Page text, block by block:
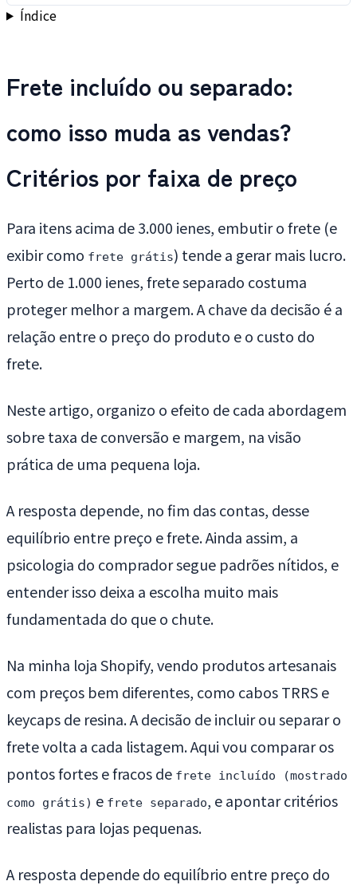
Índice
Frete incluído ou separado:
como isso muda as vendas?
Critérios por faixa de preço
Para itens acima de 3.000 ienes, embutir o frete (e
exibir como frete grátis) tende a gerar mais lucro.
Perto de 1.000 ienes, frete separado costuma
proteger melhor a margem. A chave da decisão é a
relação entre o preço do produto e o custo do
frete.
Neste artigo, organizo o efeito de cada abordagem
sobre taxa de conversão e margem, na visão
prática de uma pequena loja.
A resposta depende, no fim das contas, desse
equilíbrio entre preço e frete. Ainda assim, a
psicologia do comprador segue padrões nítidos, e
entender isso deixa a escolha muito mais
fundamentada do que o chute.
Na minha loja Shopify, vendo produtos artesanais
com preços bem diferentes, como cabos TRRS e
keycaps de resina. A decisão de incluir ou separar o
frete volta a cada listagem. Aqui vou comparar os
pontos fortes e fracos de frete incluído (mostrado
como grátis) e frete separado, e apontar critérios
realistas para lojas pequenas.
A resposta depende do equilíbrio entre preço do